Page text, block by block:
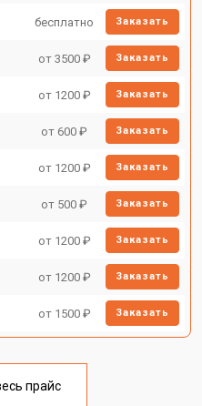
бесплатно Заказать
от 3500 ₽ Заказать
от 1200 ₽ Заказать
от 600 ₽ Заказать
от 1200 ₽ Заказать
от 500 ₽ Заказать
от 1200 ₽ Заказать
от 1200 ₽ Заказать
от 1500 ₽ Заказать
прайс